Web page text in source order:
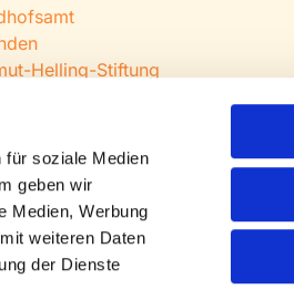
für soziale Medien
geben wir
Medien, Werbung
weiteren Daten
der Dienste
Helling-Stiftung